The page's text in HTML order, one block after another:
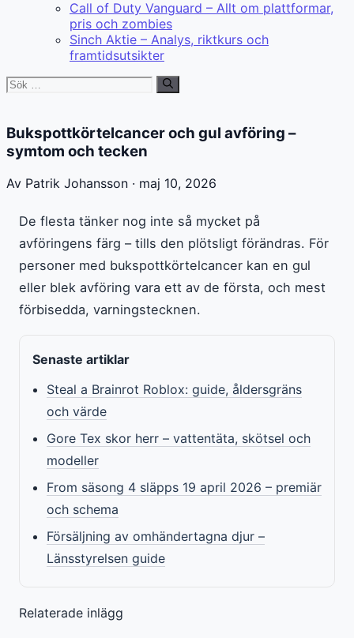
Call of Duty Vanguard – Allt om plattformar,
pris och zombies
Sinch Aktie – Analys, riktkurs och
framtidsutsikter
Sök
Bukspottkörtelcancer och gul avföring –
symtom och tecken
Av Patrik Johansson · maj 10, 2026
De flesta tänker nog inte så mycket på
avföringens färg – tills den plötsligt förändras. För
personer med bukspottkörtelcancer kan en gul
eller blek avföring vara ett av de första, och mest
förbisedda, varningstecknen.
Senaste artiklar
Steal a Brainrot Roblox: guide, åldersgräns
och värde
Gore Tex skor herr – vattentäta, skötsel och
modeller
From säsong 4 släpps 19 april 2026 – premiär
och schema
Försäljning av omhändertagna djur –
Länsstyrelsen guide
Relaterade inlägg